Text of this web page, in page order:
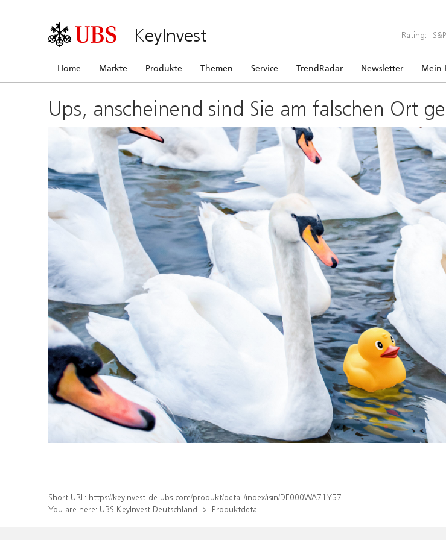
KeyInvest Rating:
Home Märkte Produkte Themen Service TrendRadar Newsletter Mein
Ups, anscheinend sind Sie am falschen Ort
Short URL: https://keyinvest-de.ubs.com/produkt/detail/index/isin/DE000WA71Y57
You are here: UBS KeyInvest Deutschland Produktdetail